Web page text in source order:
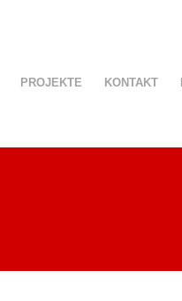
PROJEKTE KONTAKT